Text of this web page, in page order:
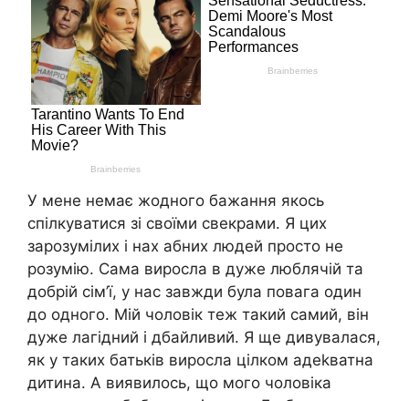
У мене немає жодного бажання якось
спілкуватися зі своїми свекрами. Я цих
заpозумілих і нах абних людей просто не
розумію. Сама виросла в дуже люблячій та
добрій сім’ї, у нас завжди була повага один
до одного. Мій чоловік теж такий самий, він
дуже лагідний і дбайливий. Я ще дивувалася,
як у таких батьків виросла цілком адеkватна
дитина. А виявилось, що мого чоловіка